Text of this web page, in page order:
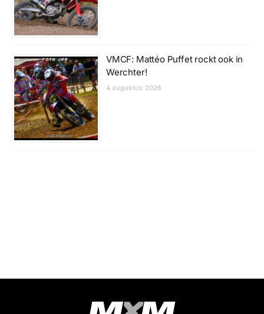
VMCF: Mattéo Puffet rockt ook in
Werchter!
4 augustus 2026